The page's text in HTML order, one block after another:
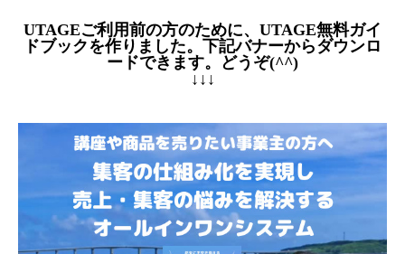
UTAGEご利用前の方のために、UTAGE無料ガイ
ドブックを作りました。下記バナーからダウンロ
ードできます。どうぞ(^^)
↓↓↓